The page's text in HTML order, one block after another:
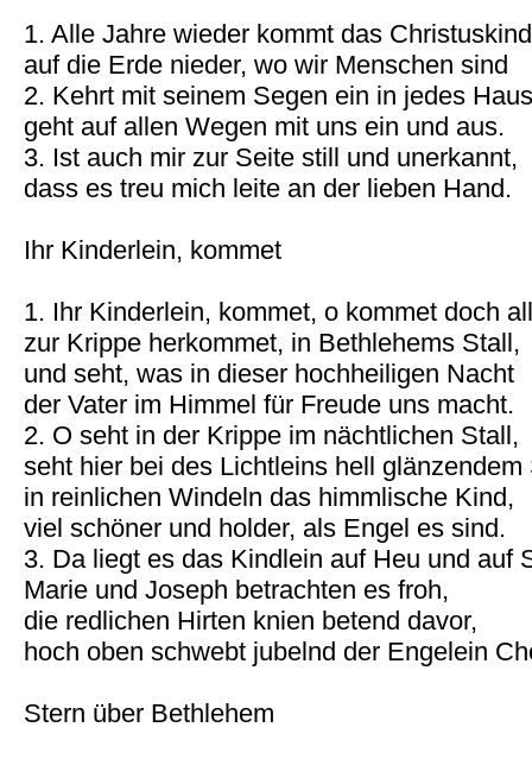
1. Alle Jahre wieder kommt das Christuskind
auf die Erde nieder, wo wir Menschen sind
2. Kehrt mit seinem Segen ein in jedes Haus
geht auf allen Wegen mit uns ein und aus.
3. Ist auch mir zur Seite still und unerkannt,
dass es treu mich leite an der lieben Hand.
Ihr Kinderlein, kommet
1. Ihr Kinderlein, kommet, o kommet doch
zur Krippe herkommet, in Bethlehems Stall,
und seht, was in dieser hochheiligen Nacht
der Vater im Himmel für Freude uns macht.
2. O seht in der Krippe im nächtlichen Stall,
seht hier bei des Lichtleins hell glänzendem
in reinlichen Windeln das himmlische Kind,
viel schöner und holder, als Engel es sind.
3. Da liegt es das Kindlein auf Heu und auf
Marie und Joseph betrachten es froh,
die redlichen Hirten knien betend davor,
hoch oben schwebt jubelnd der Engelein
Stern über Bethlehem